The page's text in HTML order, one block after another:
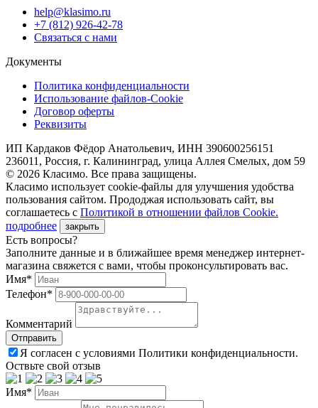
help@klasimo.ru
+7 (812) 926-42-78
Связаться с нами
Документы
Политика конфиденциальности
Использование файлов-Cookie
Договор оферты
Реквизиты
ИП Кардаков Фёдор Анатольевич, ИНН 390600256151
236011, Россия, г. Калининград, улица Аллея Смелых, дом 59
© 2026 Класимо. Все права защищены.
Класимо использует cookie-файлы для улучшения удобства
пользования сайтом. Прододжая использовать сайт, вы
соглашаетесь с Политикой в отношении файлов Сookie.
подробнее
закрыть
Есть вопросы?
Заполните данные и в ближайшее время менеджер интернет-
магазина свяжется с вами, чтобы проконсультировать вас.
Имя*
Телефон*
Комментарий
Я согласен с условиями Политики конфиденциальности.
Оствьте свой отзыв
Имя*